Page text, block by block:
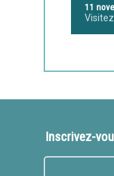
11
Inscrivez-